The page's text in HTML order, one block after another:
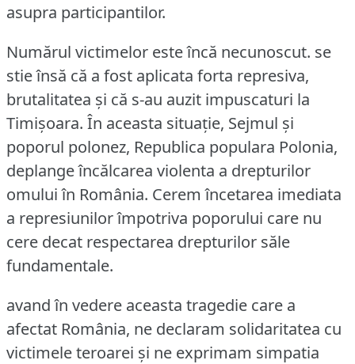
asupra participantilor.
Numărul victimelor este încă necunoscut. se
stie însă că a fost aplicata forta represiva,
brutalitatea şi că s-au auzit impuscaturi la
Timişoara. În aceasta situaţie, Sejmul şi
poporul polonez, Republica populara Polonia,
deplange încălcarea violenta a drepturilor
omului în România. Cerem încetarea imediata
a represiunilor împotriva poporului care nu
cere decat respectarea drepturilor săle
fundamentale.
avand în vedere aceasta tragedie care a
afectat România, ne declaram solidaritatea cu
victimele teroarei şi ne exprimam simpatia